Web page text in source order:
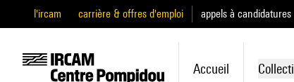
l'ircam carrière & offres d'emploi appels à candidatures
Accueil